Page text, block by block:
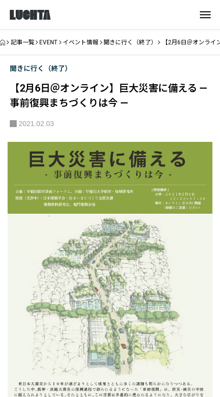
記事一覧 EVENT イベント情報 聞きに行く（終了） 【2月6日＠オンラ
聞きに行く（終了）
【2月6日＠オンライン】巨大災害に備える —
事前復興まちづくりは今 —
2021.02.03